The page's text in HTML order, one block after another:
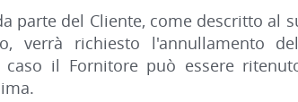
parte del Cliente, come descritto al
verrà richiesto l'annullamento
il Fornitore può essere